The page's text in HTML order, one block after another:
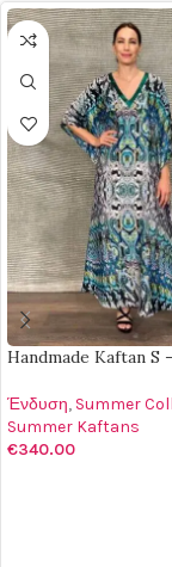
Handmade Kaftan S
Ένδυση, Summer
Summer Kaftans
€340.00